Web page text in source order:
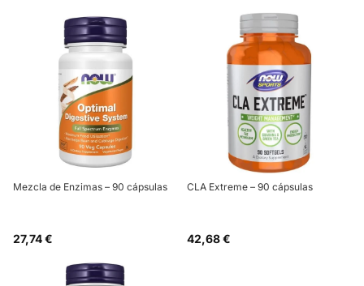
Mezcla de Enzimas – 90 cápsulas
27,74 €
CLA Extreme – 90 cápsulas
42,68 €